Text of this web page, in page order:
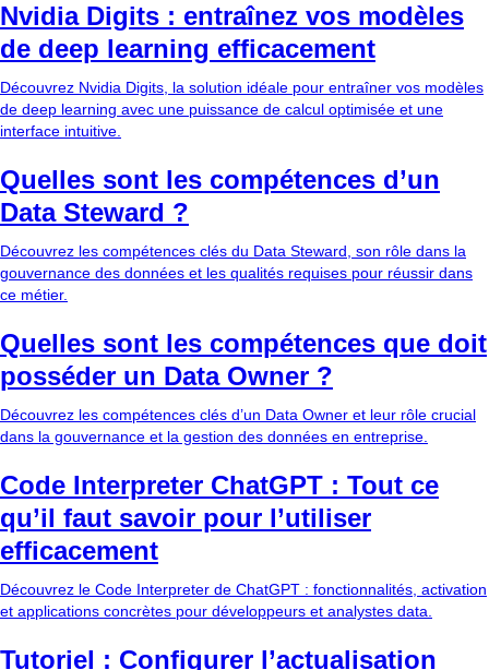
Nvidia Digits : entraînez vos modèles
de deep learning efficacement
Découvrez Nvidia Digits, la solution idéale pour entraîner vos modèles
de deep learning avec une puissance de calcul optimisée et une
interface intuitive.
Quelles sont les compétences d’un
Data Steward ?
Découvrez les compétences clés du Data Steward, son rôle dans la
gouvernance des données et les qualités requises pour réussir dans
ce métier.
Quelles sont les compétences que doit
posséder un Data Owner ?
Découvrez les compétences clés d’un Data Owner et leur rôle crucial
dans la gouvernance et la gestion des données en entreprise.
Code Interpreter ChatGPT : Tout ce
qu’il faut savoir pour l’utiliser
efficacement
Découvrez le Code Interpreter de ChatGPT : fonctionnalités, activation
et applications concrètes pour développeurs et analystes data.
Tutoriel : Configurer l’actualisation